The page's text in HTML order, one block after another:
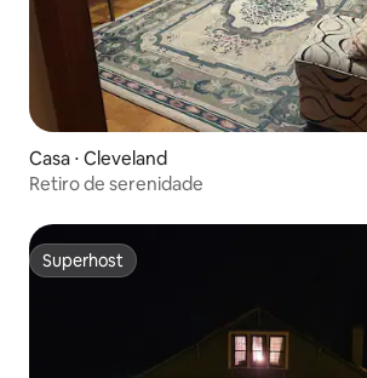
Casa ⋅ Cleveland
Retiro de serenidade
Superhost
Superhost